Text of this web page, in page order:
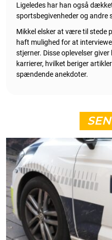
Ligeledes har han også
sportsbegivenheder og andre
Mikkel elsker at være til stede
haft mulighed for at
stjerner. Disse oplevelser
karrierer, hvilket beriger
spændende anekdoter.